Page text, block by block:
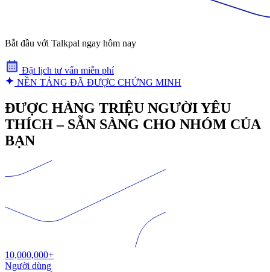
Bắt đầu với Talkpal ngay hôm nay
Đặt lịch tư vấn miễn phí
NỀN TẢNG ĐÃ ĐƯỢC CHỨNG MINH
ĐƯỢC HÀNG TRIỆU NGƯỜI YÊU
THÍCH – SẴN SÀNG CHO NHÓM CỦA
BẠN
10,000,000+
Người dùng